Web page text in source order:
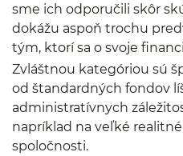
sme ich odporučili skôr
dokážu aspoň trochu
tým, ktorí sa o svoje
Zvláštnou kategóriou sú
od štandardných fondov
administratívnych
napríklad na veľké
spoločnosti.